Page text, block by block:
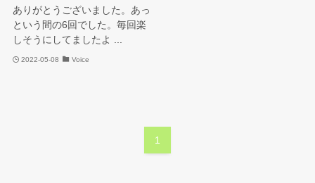
ありがとうございました。あっ
という間の6回でした。毎回楽
しそうにしてましたよ ...
2022-05-08 Voice
1